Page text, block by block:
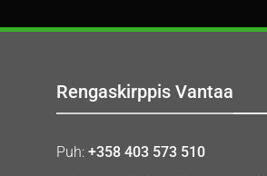
Rengaskirppis Vantaa
Puh: +358 403 573 510